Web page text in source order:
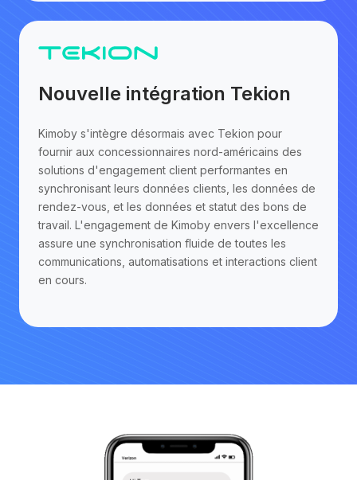
Nouvelle intégration Tekion
Kimoby s'intègre désormais avec Tekion pour
fournir aux concessionnaires nord-américains des
solutions d'engagement client performantes en
synchronisant leurs données clients, les données de
rendez-vous, et les données et statut des bons de
travail. L'engagement de Kimoby envers l'excellence
assure une synchronisation fluide de toutes les
communications, automatisations et interactions client
en cours.